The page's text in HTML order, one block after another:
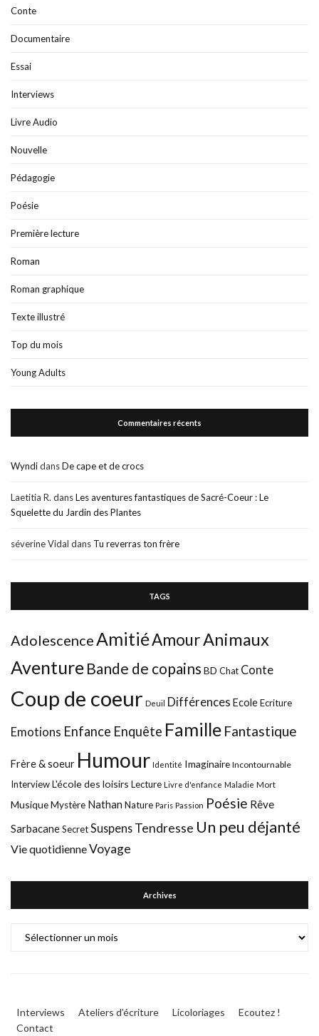
Conte
Documentaire
Essai
Interviews
Livre Audio
Nouvelle
Pédagogie
Poésie
Première lecture
Roman
Roman graphique
Texte illustré
Top du mois
Young Adults
Commentaires récents
WyndidansDe cape et de crocs
Laetitia R. dansLes aventures fantastiques de Sacré-Coeur : Le
Squelette du Jardin des Plantes
séverine Vidal dans Tu reverras ton frère
TAGS
Adolescence AmitiéAmourAnimaux
Aventure Bande de copains BD Chat Conte
Coup de coeur Deuil Différences EcoleEcriture
Emotions Enfance Enquête Famille Fantastique
Frère & soeur Humour Identité Imaginaire Incontournable
InterviewL'école des loisirs Lecture Livre d'enfance Maladie Mort
MusiqueMystère Nathan Nature Paris Passion Poésie Rêve
SarbacaneSecret Suspens Tendresse Un peu déjanté
Vie quotidienneVoyage
Archives
Interviews Ateliers d’écriture Licoloriages
Ecoutez !
Contact